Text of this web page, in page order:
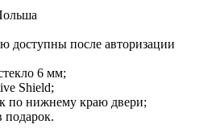
доступны после авторизации
6 мм;
Shield;
по нижнему краю двери;
подарок.